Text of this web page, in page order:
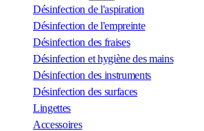
Désinfection de l'aspiration
Désinfection de l'empreinte
Désinfection des fraises
Désinfection et hygiène des mains
Désinfection des instruments
Désinfection des surfaces
Lingettes
Accessoires